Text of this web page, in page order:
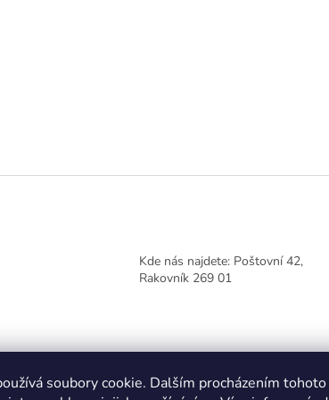
soubory cookie. Dalším procházením tohoto
Kde nás najdete: Poštovní 42,
Rakovník 269 01